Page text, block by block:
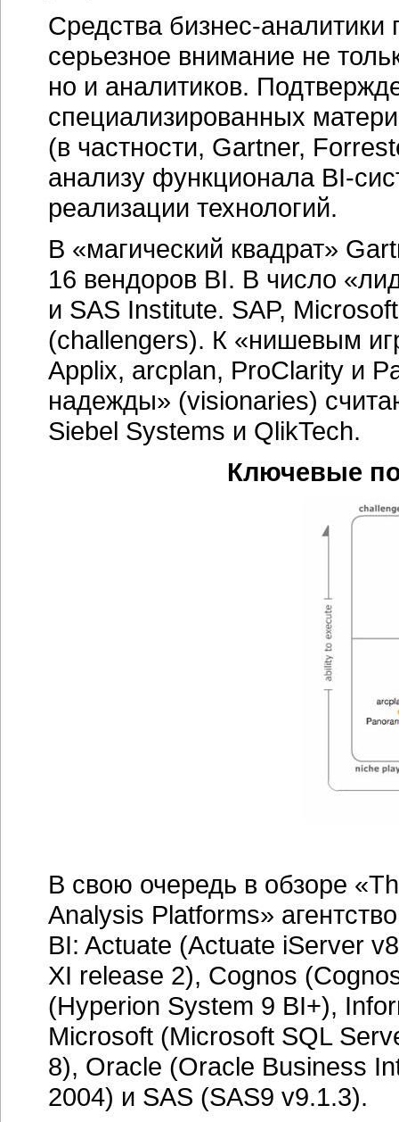
Средства бизнес-аналитики
серьезное внимание не
но и аналитиков.
специализированных
(в частности, Gartner,
анализу функционала BI-
реализации технологий.
В «магический квадрат»
16 вендоров BI. В число
и SAS Institute. SAP,
(challengers). К «нишевым
Applix, arcplan, ProClarity и
надежды» (visionaries)
Siebel Systems и QlikTech.
Ключевые
В свою очередь в обзоре
Analysis Platforms»
BI: Actuate (Actuate iServer
XI release 2), Cognos
(Hyperion System 9 BI+),
Microsoft (Microsoft SQL
8), Oracle (Oracle Business
2004) и SAS (SAS9 v9.1.3).